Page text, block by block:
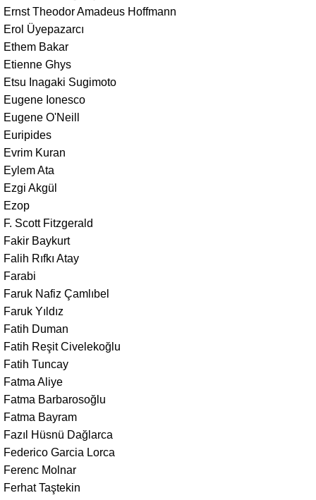
Ernst Theodor Amadeus Hoffmann
Erol Üyepazarcı
Ethem Bakar
Etienne Ghys
Etsu Inagaki Sugimoto
Eugene Ionesco
Eugene O'Neill
Euripides
Evrim Kuran
Eylem Ata
Ezgi Akgül
Ezop
F. Scott Fitzgerald
Fakir Baykurt
Falih Rıfkı Atay
Farabi
Faruk Nafiz Çamlıbel
Faruk Yıldız
Fatih Duman
Fatih Reşit Civelekoğlu
Fatih Tuncay
Fatma Aliye
Fatma Barbarosoğlu
Fatma Bayram
Fazıl Hüsnü Dağlarca
Federico Garcia Lorca
Ferenc Molnar
Ferhat Taştekin